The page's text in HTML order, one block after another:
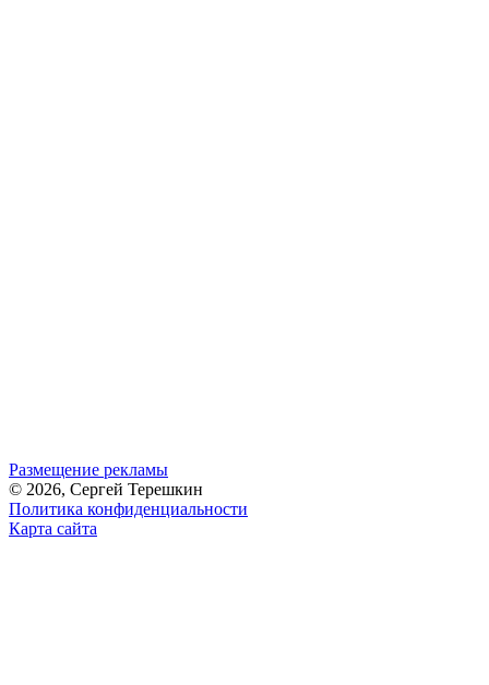
Размещение рекламы
© 2026, Сергей Терешкин
Политика конфиденциальности
Карта сайта